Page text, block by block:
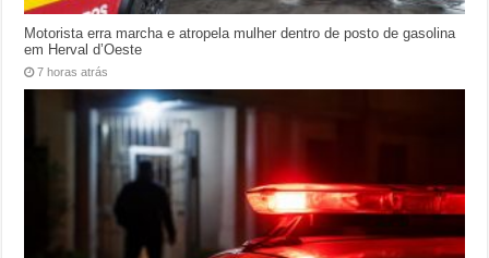
Motorista erra marcha e atropela mulher dentro de posto de gasolina
em Herval d’Oeste
7 horas atrás